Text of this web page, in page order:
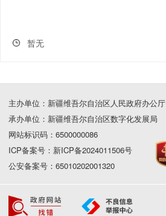
暂无
主办单位：新疆维吾尔自治区人民政府办公厅
承办单位：新疆维吾尔自治区数字化发展局
网站标识码：6500000086
ICP备案号：新ICP备2024011506号
公安备案号：65010202001320